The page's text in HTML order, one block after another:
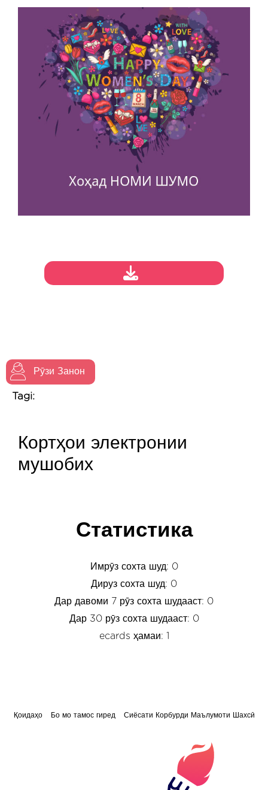
Рӯзи Занон
Tagi:
Кортҳои электронии
мушобих
Статистика
Имрӯз сохта шуд: 0
Дируз сохта шуд: 0
Дар давоми 7 рӯз сохта шудааст: 0
Дар 30 рӯз сохта шудааст: 0
ecards ҳамаи: 1
Қоидаҳо Бо мо тамос гиред Сиёсати Корбурди Маълумоти Шахсӣ